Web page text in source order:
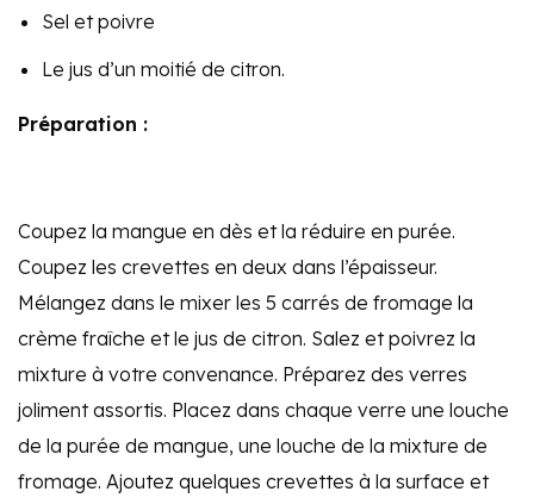
Sel et poivre
Le jus d’un moitié de citron.
Préparation :
Coupez la mangue en dès et la réduire en purée.
Coupez les crevettes en deux dans l’épaisseur.
Mélangez dans le mixer les 5 carrés de fromage la
crème fraîche et le jus de citron. Salez et poivrez la
mixture à votre convenance. Préparez des verres
joliment assortis. Placez dans chaque verre une louche
de la purée de mangue, une louche de la mixture de
fromage. Ajoutez quelques crevettes à la surface et